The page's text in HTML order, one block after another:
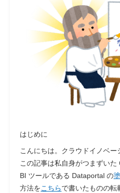
はじめに
こんにちは。クラウドイノベー
この記事は私自身がつまずい
BI ツールである Dataportal の
方法をこちらで書いたものの転